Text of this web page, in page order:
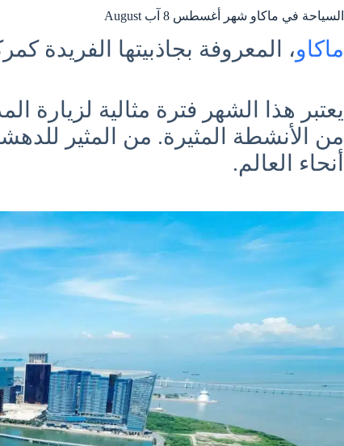
السياحة في ماكاو شهر أغسطس 8 آب August
ماكاو، المعروفة بجاذبيتها الفريدة
يعتبر هذا الشهر فترة مثالية
من الأنشطة المثيرة. من المثير
أنحاء العالم.